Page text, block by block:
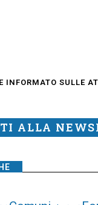
INFORMATO SULLE
ALLA